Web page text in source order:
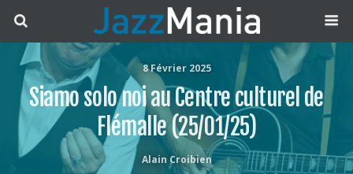
8 Février 2025
Siamo solo noi au Centre culturel de
Flémalle (25/01/25)
Alain Croibien